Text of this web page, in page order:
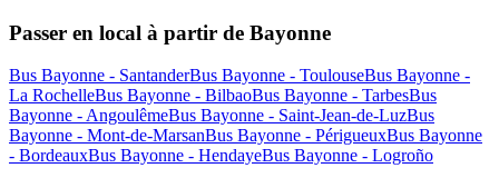
Passer en local à partir de Bayonne
Bus Bayonne - SantanderBus Bayonne - ToulouseBus Bayonne -
La RochelleBus Bayonne - BilbaoBus Bayonne - TarbesBus
Bayonne - AngoulêmeBus Bayonne - Saint-Jean-de-LuzBus
Bayonne - Mont-de-MarsanBus Bayonne - PérigueuxBus Bayonne
- BordeauxBus Bayonne - HendayeBus Bayonne - Logroño